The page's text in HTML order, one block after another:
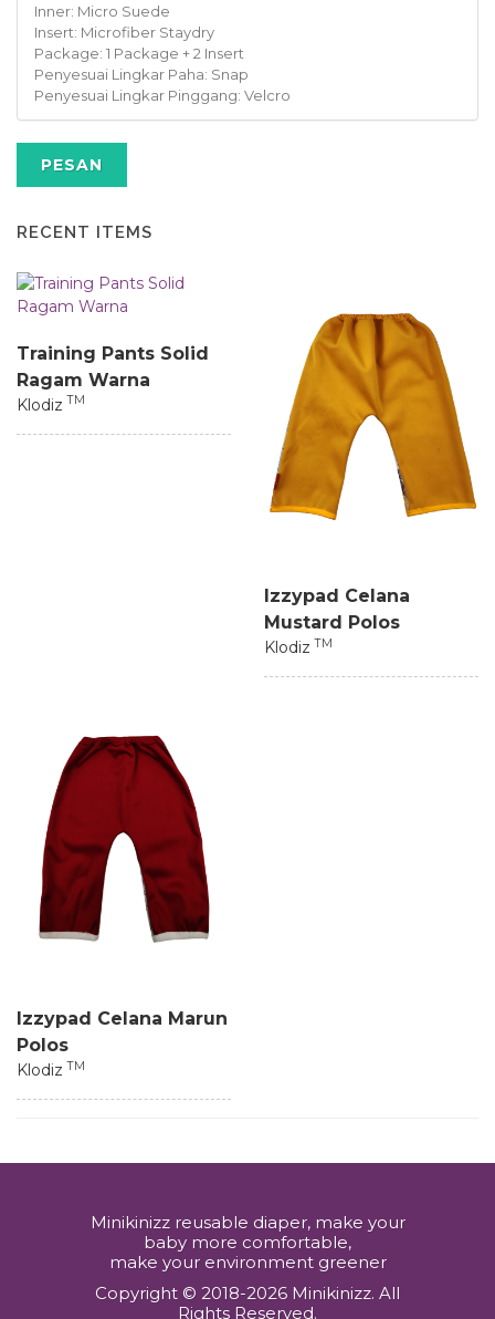
Inner: Micro Suede
Insert: Microfiber Staydry
Package: 1 Package + 2 Insert
Penyesuai Lingkar Paha: Snap
Penyesuai Lingkar Pinggang: Velcro
PESAN
RECENT ITEMS
Training Pants Solid
Ragam Warna
Klodiz TM
Izzypad Celana
Mustard Polos
Klodiz TM
Izzypad Celana Marun
Polos
Klodiz TM
Minikinizz reusable diaper, make your
baby more comfortable,
make your environment greener
Copyright © 2018-2026 Minikinizz. All
Rights Reserved.